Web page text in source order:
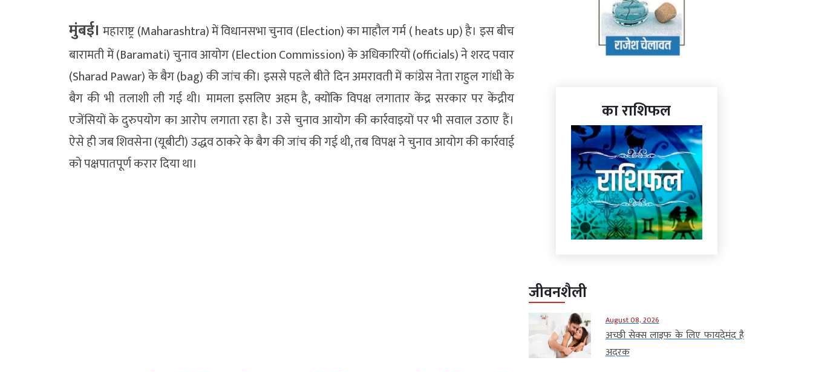
मुंबई। महाराष्ट्र (Maharashtra) में विधानसभा चुनाव (Election) का माहौल गर्म ( heats up) है। इस बीच
बारामती में (Baramati) चुनाव आयोग (Election Commission) के अधिकारियों (officials) ने शरद पवार
(Sharad Pawar) के बैग (bag) की जांच की। इससे पहले बीते दिन अमरावती में कांग्रेस नेता राहुल गांधी के
बैग की भी तलाशी ली गई थी। मामला इसलिए अहम है, क्योंकि विपक्ष लगातार केंद्र सरकार पर केंद्रीय
एजेंसियों के दुरुपयोग का आरोप लगाता रहा है। उसे चुनाव आयोग की कार्रवाइयों पर भी सवाल उठाए हैं।
ऐसे ही जब शिवसेना (यूबीटी) उद्धव ठाकरे के बैग की जांच की गई थी, तब विपक्ष ने चुनाव आयोग की कार्रवाई
को पक्षपातपूर्ण करार दिया था।
का राशिफल
जीवनशैली
August 08, 2026
अच्छी सेक्स लाइफ के लिए फायदेमंद है
अदरक